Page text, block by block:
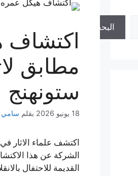
اكتشاف
مطابق
ستونهنج
18 يونيو 2026 بقلم سامي
اكتشف علماء الاثار
الشركة عن هذا
القديمة للاحتفال
البحث